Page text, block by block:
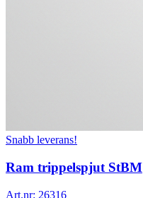
Snabb leverans!
Ram trippelspjut StBM
Art.nr: 26316